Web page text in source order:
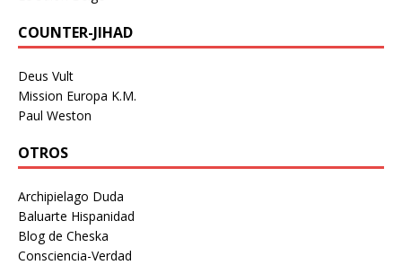
COUNTER-JIHAD
Deus Vult
Mission Europa K.M.
Paul Weston
OTROS
Archipielago Duda
Baluarte Hispanidad
Blog de Cheska
Consciencia-Verdad